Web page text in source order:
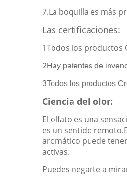
7.La boquilla es más
Las certificaciones:
1Todos los productos
2Hay patentes de
3Todos los productos
Ciencia del olor:
El olfato es una
es un sentido
aromático puede
activas.
Puedes negarte a